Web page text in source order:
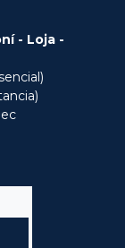
- Loja -